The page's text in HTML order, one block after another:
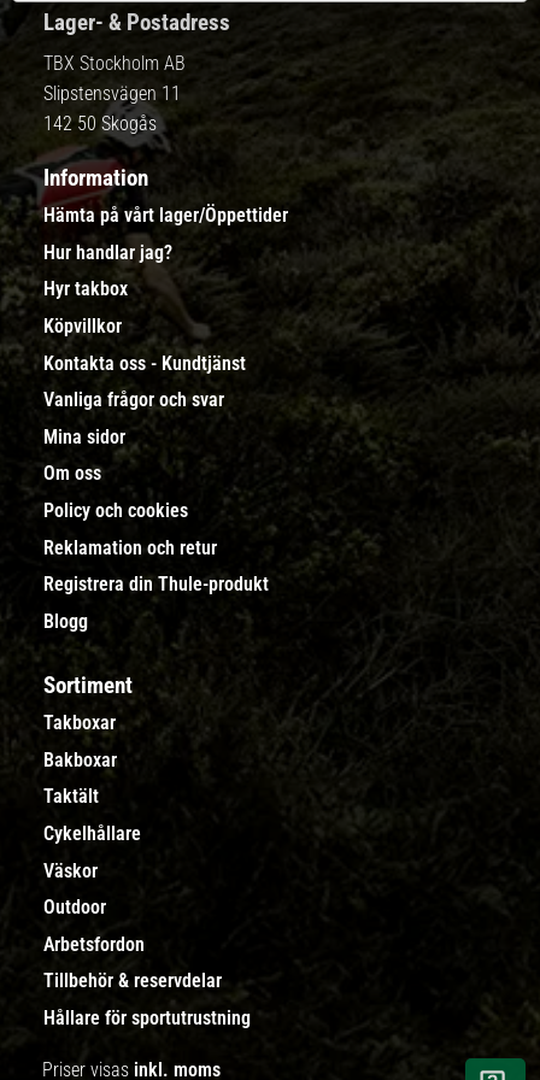
Lager- & Postadress
TBX Stockholm AB
Slipstensvägen 11
142 50 Skogås
Information
Hämta på vårt lager/Öppettider
Hur handlar jag?
Hyr takbox
Köpvillkor
Kontakta oss - Kundtjänst
Vanliga frågor och svar
Mina sidor
Om oss
Policy och cookies
Reklamation och retur
Registrera din Thule-produkt
Blogg
Sortiment
Takboxar
Bakboxar
Taktält
Cykelhållare
Väskor
Outdoor
Arbetsfordon
Tillbehör & reservdelar
Hållare för sportutrustning
Priser visas inkl. moms